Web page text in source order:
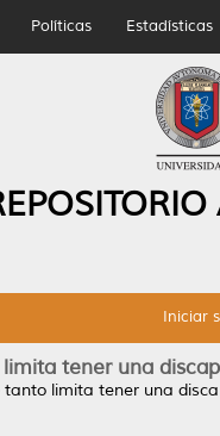
Políticas Estadísticas
Iniciar
tener una
tanto limita tener una